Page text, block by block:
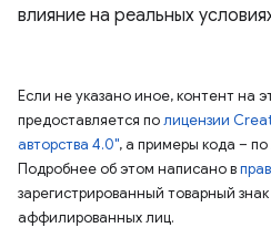
влияние на реальных
Если не указано иное, контент на
предоставляется полицензии
авторства 4.0", а примеры кода – по
Подробнее об этом написано в
зарегистрированный товарный
аффилированных лиц.